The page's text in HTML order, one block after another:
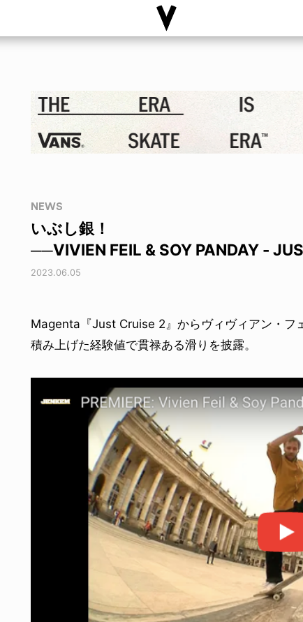
NEWS
いぶし銀！
──VIVIEN FEIL & SOY PANDAY -
2023.06.05
Magenta『Just Cruise 2』からヴィヴィアン・フ
積み上げた経験値で貫禄ある滑りを披露。